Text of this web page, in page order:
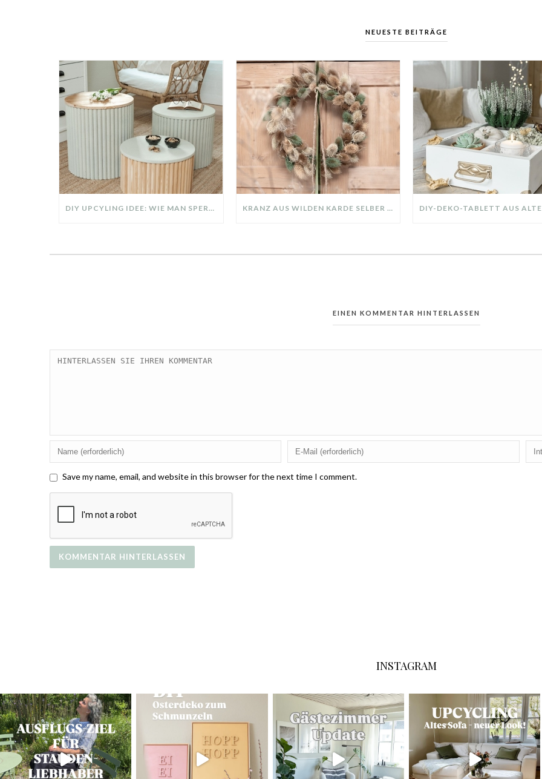
NEUESTE BEITRÄGE
DIY UPCYLING IDEE: WIE MAN SPERRMÜLL IN EIN DESIGNER TEIL VERWANDELT KRANZ AUS WILDEN KARDE SELBER MACHEN: HERBSTDEKO GANZ EINFACH
EINEN KOMMENTAR HINTERLASSEN
Save my name, email, and website in this browser for the next time I comment.
INSTAGRAM